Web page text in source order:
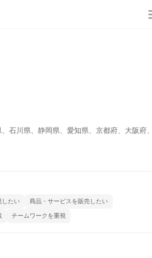
石川県、静岡県、愛知県、京都府、大阪府、
したい 商品・サービスを販売したい
チームワークを重視